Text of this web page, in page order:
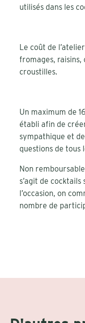
utilisés dans les
Le coût de
fromages, raisins,
croustilles.
Un maximum de
établi afin de
sympathique et
questions de tous
Non
s’agit de
l’occasion, on
nombre de